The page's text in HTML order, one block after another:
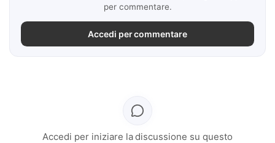
per commentare.
Accedi per commentare
Accedi per iniziare la discussione su questo